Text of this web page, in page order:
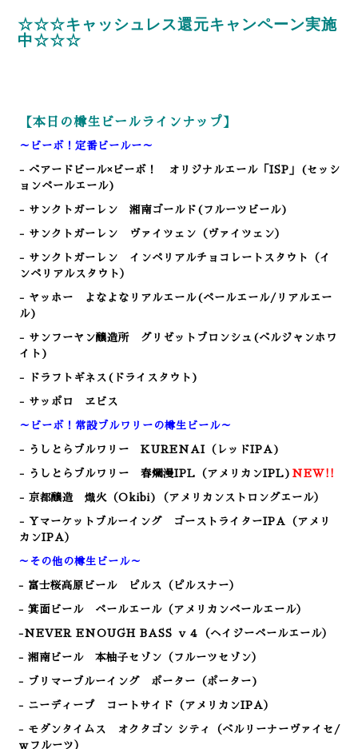
☆☆☆キャッシュレス還元キャンペーン実施
中☆☆☆
【本日の樽生ビールラインナップ】
～ビーボ！定番ビールー～
- ベアードビール×ビーボ！ オリジナルエール「ISP」(セッシ
ョンペールエール)
- サンクトガーレン 湘南ゴールド(フルーツビール)
- サンクトガーレン ヴァイツェン（ヴァイツェン）
- サンクトガーレン インペリアルチョコレートスタウト（イ
ンペリアルスタウト）
- ヤッホー よなよなリアルエール(ペールエール/リアルエー
ル)
- サンフーヤン醸造所 グリゼットブロンシュ(ベルジャンホワ
イト)
- ドラフトギネス(ドライスタウト)
- サッポロ ヱビス
～ビーボ！常設ブルワリーの樽生ビール～
- うしとらブルワリー KURENAI（レッドIPA)
- うしとらブルワリー 春爛漫IPL（アメリカンIPL) NEW!!
- 京都醸造 熾火（Okibi)（アメリカンストロングエール）
- Yマーケットブルーイング ゴーストライターIPA（アメリ
カンIPA）
～その他の樽生ビール～
- 富士桜高原ビール ピルス（ピルスナー）
- 箕面ビール ペールエール（アメリカンペールエール）
-NEVER ENOUGH BASS ｖ４（ヘイジーペールエール）
- 湘南ビール 本柚子セゾン（フルーツセゾン）
- ブリマーブルーイング ポーター（ポーター)
- ニーディープ コートサイド（アメリカンIPA）
- モダンタイムス オクタゴン シティ（ベルリーナーヴァイセ/
ｗフルーツ）